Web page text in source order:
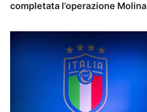
completata l’operazione Molina